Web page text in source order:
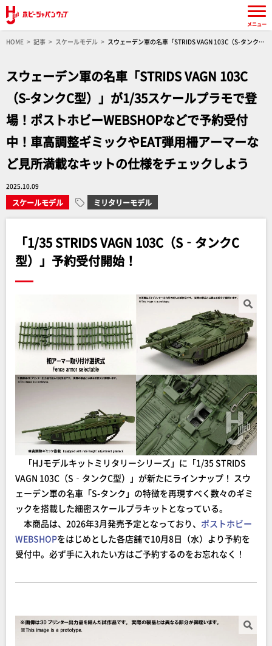
HOME 記事 スケールモデル
スウェーデン軍の名車「STRIDS VAGN 103C（S-タンクC
スウェーデン軍の名車「STRIDS VAGN 103C
（S-タンクC型）」が1/35スケールプラモで登
場！ポストホビーWEBSHOPなどで予約受付
中！車高調整ギミックやEAT弾用柵アーマーな
ど見所満載なキットの仕様をチェックしよう
2025.10.09
スケールモデル ミリタリーモデル
「1/35 STRIDS VAGN 103C（S‐タンクC
型）」予約受付開始！
「HJモデルキットミリタリーシリーズ」に「1/35 STRIDS
VAGN 103C（S‐タンクC型）」が新たにラインナップ！ スウ
ェーデン軍の名車「S-タンク」の特徴を再現すべく数々のギミ
ックを搭載した細密スケールプラキットとなっている。
本商品は、2026年3月発売予定となっており、 ポストホビー
WEBSHOPをはじめとした各店舗で10月8日（水）より予約を
受付中。必ず手に入れたい方はご予約するのをお忘れなく！
メニュー